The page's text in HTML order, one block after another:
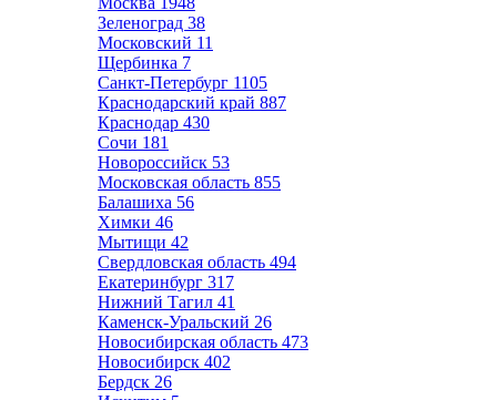
Зеленоград 38
Московский 11
Щербинка 7
Санкт-Петербург 1105
Краснодарский край 887
Краснодар 430
Сочи 181
Новороссийск 53
Московская область 855
Балашиха 56
Химки 46
Мытищи 42
Свердловская область 494
Екатеринбург 317
Нижний Тагил 41
Каменск-Уральский 26
Новосибирская область 473
Новосибирск 402
Бердск 26